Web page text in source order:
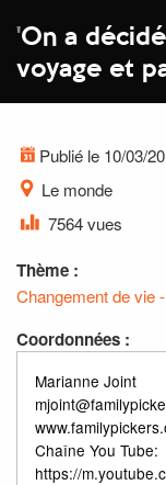
'On a
voyage et
Publié le 10/03/
Le monde
7564 vues
Thème :
Changement de vie
Coordonnées :
Marianne Joint
Chaîne You Tube:
https://